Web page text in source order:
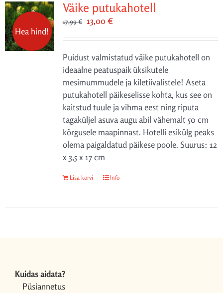
Hea hind!
Väike putukahotell
17,99€ Algne
17,99 €.
13,00 €Praegune
13,00 €.
Puidust valmistatud väike putukahotell on
ideaalne peatuspaik üksikutele
mesimummudele ja kiletiivalistele! Aseta
putukahotell päikeselisse kohta, kus see on
kaitstud tuule ja vihma eest ning riputa
tagaküljel asuva augu abil vähemalt 50 cm
kõrgusele maapinnast. Hotelli esikülg peaks
olema paigaldatud päikese poole. Suurus: 12
x 3,5 x 17 cm
Lisa korvi Info
Kuidas aidata?
Püsiannetus